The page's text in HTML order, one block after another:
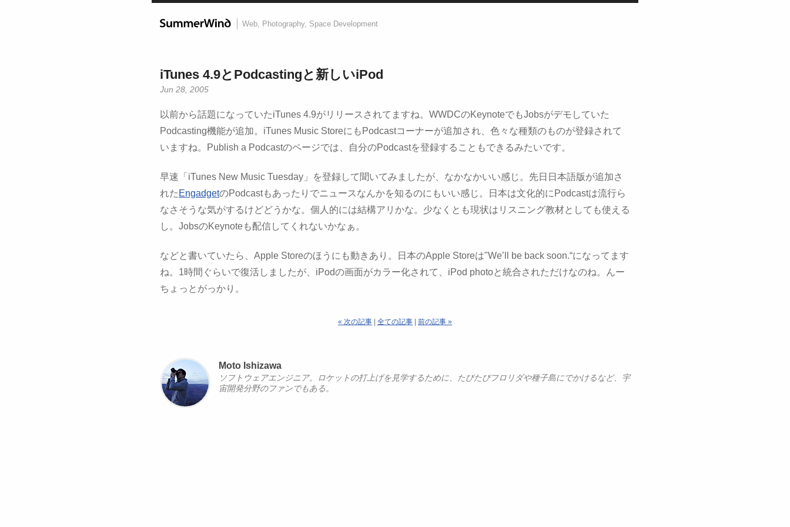
Web, Photography, Space Development
iTunes 4.9とPodcastingと新しいiPod
Jun 28, 2005
以前から話題になっていたiTunes 4.9がリリースされてますね。WWDCのKeynoteでもJobsがデモしていた
Podcasting機能が追加。iTunes Music StoreにもPodcastコーナーが追加され、色々な種類のものが登録されて
いますね。Publish a Podcastのページでは、自分のPodcastを登録することもできるみたいです。
早速「iTunes New Music Tuesday」を登録して聞いてみましたが、なかなかいい感じ。先日日本語版が追加さ
れた EngadgetのPodcastもあったりでニュースなんかを知るのにもいい感じ。日本は文化的にPodcastは流行ら
なさそうな気がするけどどうかな。個人的には結構アリかな。少なくとも現状はリスニング教材としても使える
し。JobsのKeynoteも配信してくれないかなぁ。
などと書いていたら、Apple Storeのほうにも動きあり。日本のApple Storeは"We’ll be back soon.“になってます
ね。1時間ぐらいで復活しましたが、iPodの画面がカラー化されて、iPod photoと統合されただけなのね。んー
ちょっとがっかり。
« 次の記事 全ての記事 前の記事 »
Moto Ishizawa
ソフトウェアエンジニア。ロケットの打上げを見学するために、たびたびフロリダや種子島にでかけるなど、宇
宙開発分野のファンでもある。